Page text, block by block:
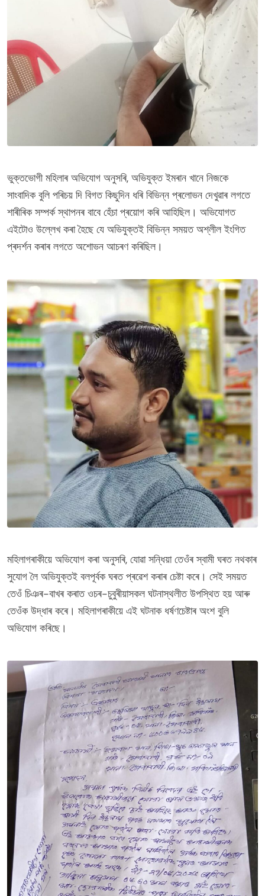
ভুক্তভোগী মহিলাৰ অভিযোগ অনুসৰি, অভিযুক্ত ইমৰান খানে নিজকে
সাংবাদিক বুলি পৰিচয় দি বিগত কিছুদিন ধৰি বিভিন্ন প্ৰলোভন দেখুৱাৰ লগতে
শাৰীৰিক সম্পৰ্ক স্থাপনৰ বাবে হেঁচা প্ৰয়োগ কৰি আহিছিল। অভিযোগত
এইটোও উল্লেখ কৰা হৈছে যে অভিযুক্তই বিভিন্ন সময়ত অশ্লীল ইংগিত
প্ৰদৰ্শন কৰাৰ লগতে অশোভন আচৰণ কৰিছিল।
মহিলাগৰাকীয়ে অভিযোগ কৰা অনুসৰি, যোৱা সন্ধিয়া তেওঁৰ স্বামী ঘৰত নথকাৰ
সুযোগ লৈ অভিযুক্তই বলপূৰ্বক ঘৰত প্ৰৱেশ কৰাৰ চেষ্টা কৰে। সেই সময়ত
তেওঁ চিঞৰ-বাখৰ কৰাত ওচৰ-চুবুৰীয়াসকল ঘটনাস্থলীত উপস্থিত হয় আৰু
তেওঁক উদ্ধাৰ কৰে। মহিলাগৰাকীয়ে এই ঘটনাক ধৰ্ষণচেষ্টাৰ অংশ বুলি
অভিযোগ কৰিছে।